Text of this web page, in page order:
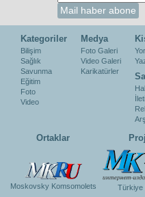
Kategoriler
Bilişim
Sağlık
Savunma
Eğitim
Foto
Video
Medya
Foto Galeri
Video Galeri
Karikatürler
Ortaklar
Moskovsky Komsomolets Türkiye